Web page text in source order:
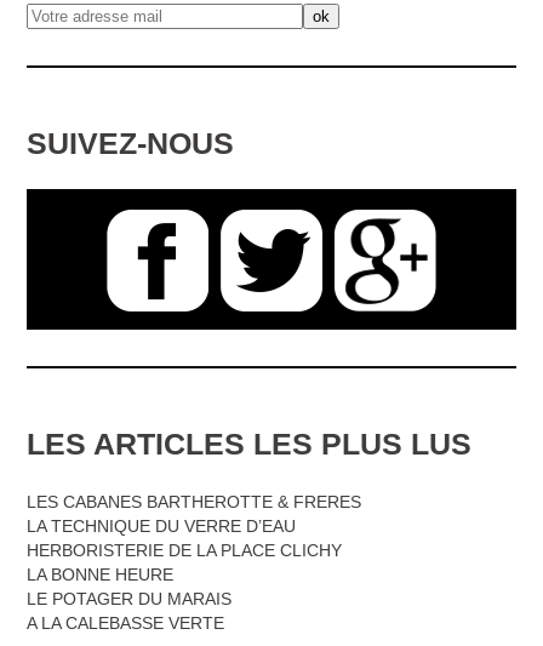
SUIVEZ-NOUS
LES ARTICLES LES PLUS LUS
LES CABANES BARTHEROTTE & FRERES
LA TECHNIQUE DU VERRE D’EAU
HERBORISTERIE DE LA PLACE CLICHY
LA BONNE HEURE
LE POTAGER DU MARAIS
A LA CALEBASSE VERTE